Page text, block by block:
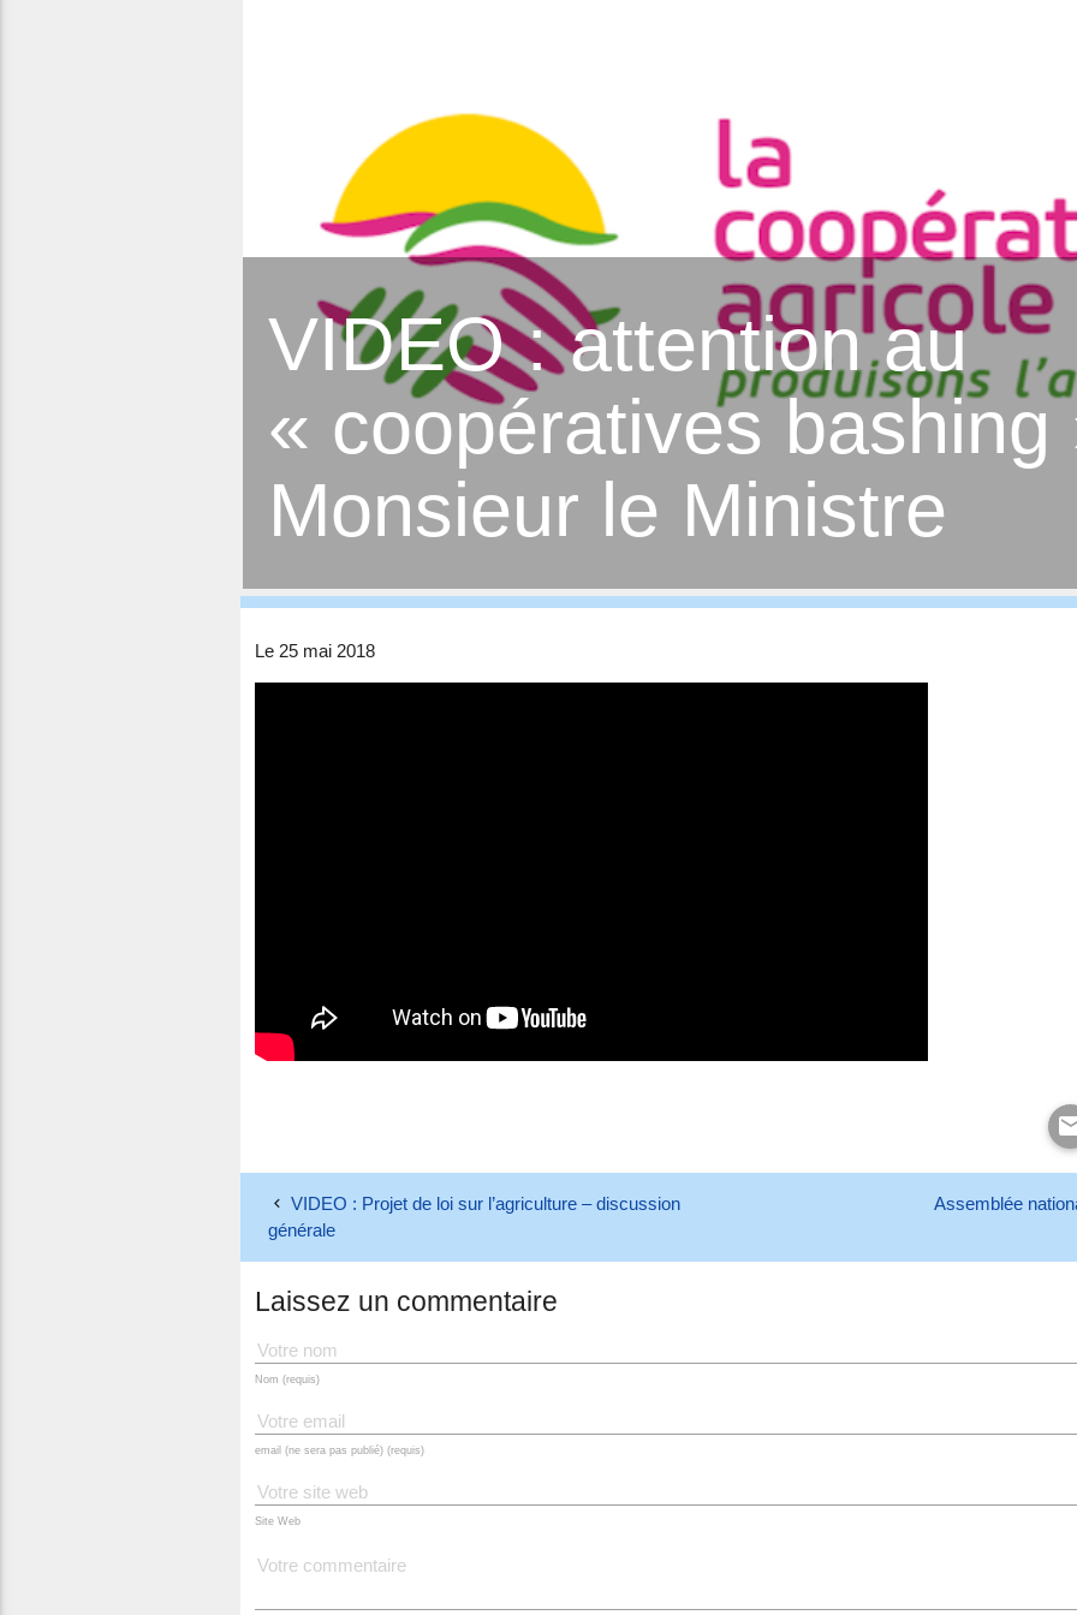
VIDEO : attention au
« coopératives bashing
Monsieur le Ministre
Le 25 mai 2018
VIDEO : Projet de loi sur l’agriculture – discussion
générale
Assemblée
Laissez un commentaire
Nom (requis)
email (ne sera pas publié) (requis)
Site Web